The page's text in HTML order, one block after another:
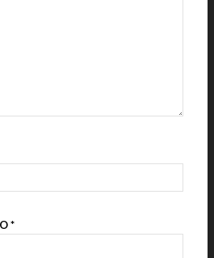
*